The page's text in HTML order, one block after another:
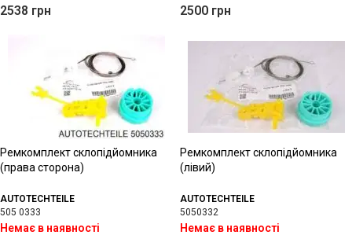
2538 грн 2500 грн
Ремкомплект склопідйомника
(права сторона)
AUTOTECHTEILE
505 0333
Немає в наявності
Ремкомплект склопідйомника
(лівий)
AUTOTECHTEILE
5050332
Немає в наявності